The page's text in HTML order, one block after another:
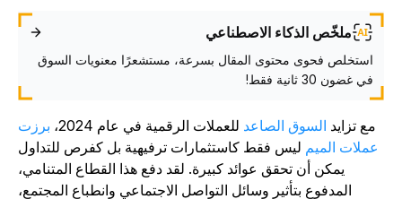
ملخّص الذكاء الاصطناعي
استخلص فحوى محتوى المقال بسرعة، مستشعرًا معنويات السوق
في غضون 30 ثانية فقط!
مع تزايد السوق الصاعدللعملات الرقمية في عام 2024،
برزت
عملات الميمليس فقط كاستثمارات ترفيهية بل كفرص للتداول
يمكن أن تحقق عوائد كبيرة. لقد دفع هذا القطاع المتنامي،
المدفوع بتأثير وسائل التواصل الاجتماعي وانطباع المجتمع،